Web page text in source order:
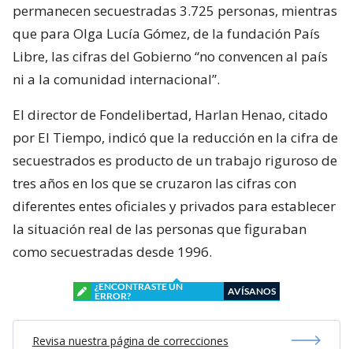
permanecen secuestradas 3.725 personas, mientras
que para Olga Lucía Gómez, de la fundación País
Libre, las cifras del Gobierno “no convencen al país
ni a la comunidad internacional”.
El director de Fondelibertad, Harlan Henao, citado
por El Tiempo, indicó que la reducción en la cifra de
secuestrados es producto de un trabajo riguroso de
tres años en los que se cruzaron las cifras con
diferentes entes oficiales y privados para establecer
la situación real de las personas que figuraban
como secuestradas desde 1996.
¿ENCONTRASTE UN
ERROR?
AVÍSANOS
Revisa nuestra página de correcciones